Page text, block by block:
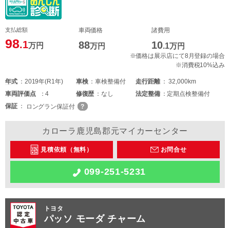
支払総額
98.1万円
車両価格
88万円
諸費用
10.1万円
※価格は展示店にて8月登録の場合
※消費税10%込み
年式 2019年(R1年) 車検 車検整備付 走行距離
32,000km
車両評価点 4 修復歴 なし 法定整備
定期点検整備付
保証
ロングラン保証付
カローラ鹿児島郡元マイカーセンター
見積依頼（無料） お問合せ
099-251-5231
トヨタ
パッソ モーダ チャーム